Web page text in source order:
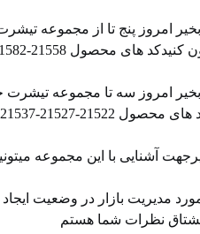
امروز پنج تا از مجموعه
⁠21538⁠در صورت تمایل هم میتونید ⁠پیج اینستاگرام⁠ و ⁠کانال تلگرام⁠ ما را […]
امروز سه تا مجموعه تیشرت
پیج اینستاگرام و کانال تلگرام ما را هم دنبال کنید
آشنایی با این مجموعه
مدیریت بازار در وضعیت
نظرات شما هستم